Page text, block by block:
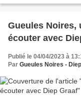
Gueules Noires,
écouter avec
Publié le 04/04/2023 à
Par Gueules Noires -